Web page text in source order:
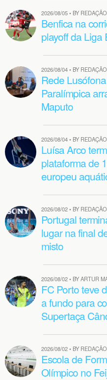
2026/08/05 • BY REDAÇÃO
Benfica na
playoff da Liga
2026/08/04 • BY REDAÇÃO
Rede
Paralímpica
Maputo
2026/08/04 • BY REDAÇÃO
Luísa Arco
plataforma de
europeu
2026/08/02 • BY REDAÇÃO
Portugal
lugar na final
misto
2026/08/02 • BY ARTUR
FC Porto teve
a fundo para
Supertaça
2026/08/02 • BY REDAÇÃO
Escola de
Olímpico no